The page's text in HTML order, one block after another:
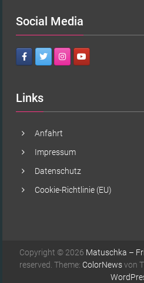
Social Media
Links
Anfahrt
Impressum
Datenschutz
Cookie-Richtlinie (EU)
Copyright © 2026 Matuschka –
reserved. Theme: ColorNewsvon